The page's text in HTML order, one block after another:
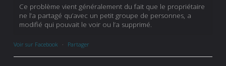
Ce problème vient généralement du fait que le propriétaire
ne l’a partagé qu’avec un petit groupe de personnes, a
modifié qui pouvait le voir ou l’a supprimé.
Voir sur Facebook · Partager